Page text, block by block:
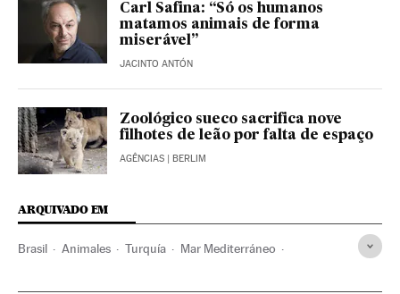
Carl Safina: “Só os humanos
matamos animais de forma
miserável”
JACINTO ANTÓN
Zoológico sueco sacrifica nove
filhotes de leão por falta de espaço
AGÊNCIAS | BERLIM
ARQUIVADO EM
Brasil Animales Turquía Mar Mediterráneo